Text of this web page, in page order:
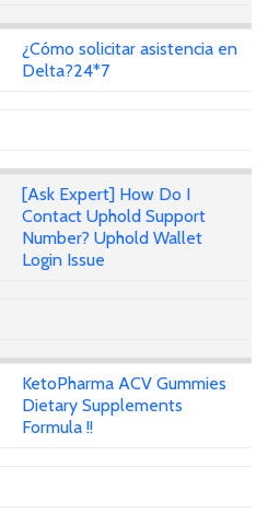
¿Cómo solicitar asistencia en
Delta?24*7
[Ask Expert] How Do I
Contact Uphold Support
Number? Uphold Wallet
Login Issue
KetoPharma ACV Gummies
Dietary Supplements
Formula !!